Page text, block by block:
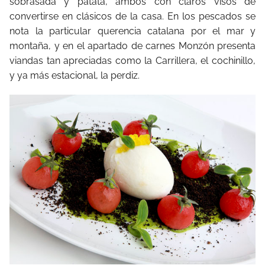
convertirse en clásicos de la casa. En los pescados se
nota la particular querencia catalana por el mar y
montaña, y en el apartado de carnes Monzón presenta
viandas tan apreciadas como la Carrillera, el cochinillo,
y ya más estacional, la perdiz.